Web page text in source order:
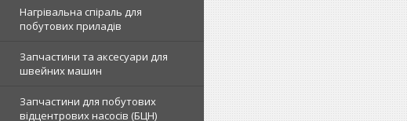
Нагрівальна спіраль для
побутових приладів
Запчастини та аксесуари для
швейних машин
Запчастини для побутових
відцентрових насосів (БЦН)